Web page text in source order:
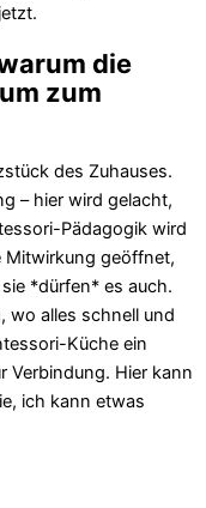
die
zum
des Zuhauses.
– hier wird gelacht,
Pädagogik wird
Mitwirkung geöffnet,
*dürfen* es auch.
wo alles schnell und
Küche ein
Verbindung. Hier kann
ich kann etwas